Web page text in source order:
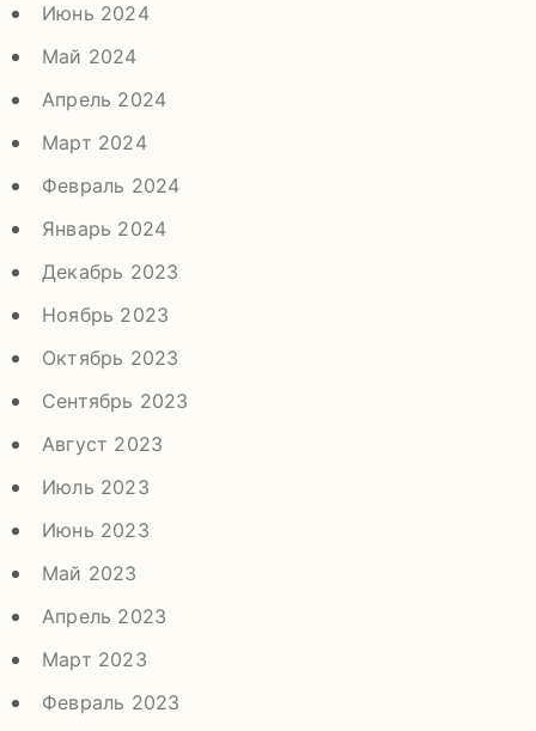
Июнь 2024
Май 2024
Апрель 2024
Март 2024
Февраль 2024
Январь 2024
Декабрь 2023
Ноябрь 2023
Октябрь 2023
Сентябрь 2023
Август 2023
Июль 2023
Июнь 2023
Май 2023
Апрель 2023
Март 2023
Февраль 2023